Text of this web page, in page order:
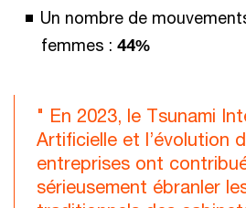
Un nombre de
femmes : 44%
" En 2023, le Tsunami
Artificielle et l’évolution
entreprises ont
sérieusement ébranler